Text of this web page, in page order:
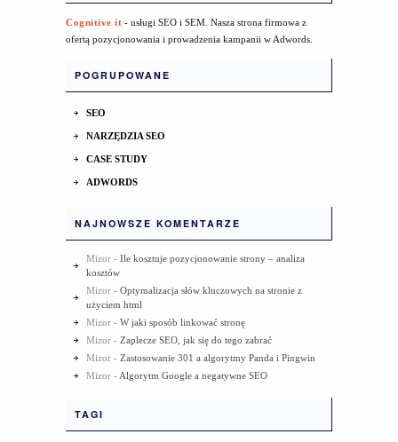
Cognitive it - usługi SEO i SEM. Nasza strona firmowa z
ofertą pozycjonowania i prowadzenia kampanii w Adwords.
POGRUPOWANE
SEO
NARZĘDZIA SEO
CASE STUDY
ADWORDS
NAJNOWSZE KOMENTARZE
Mizor - Ile kosztuje pozycjonowanie strony – analiza
kosztów
Mizor - Optymalizacja słów kluczowych na stronie z
użyciem html
Mizor - W jaki sposób linkować stronę
Mizor - Zaplecze SEO, jak się do tego zabrać
Mizor - Zastosowanie 301 a algorytmy Panda i Pingwin
Mizor - Algorytm Google a negatywne SEO
TAGI